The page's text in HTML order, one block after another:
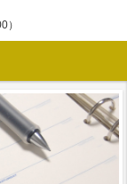
）